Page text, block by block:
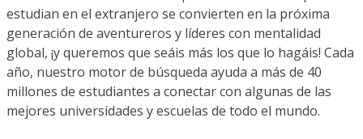
estudian en el extranjero se convierten en la próxima
generación de aventureros y líderes con mentalidad
global, ¡y queremos que seáis más los que lo hagáis! Cada
año, nuestro motor de búsqueda ayuda a más de 40
millones de estudiantes a conectar con algunas de las
mejores universidades y escuelas de todo el mundo.